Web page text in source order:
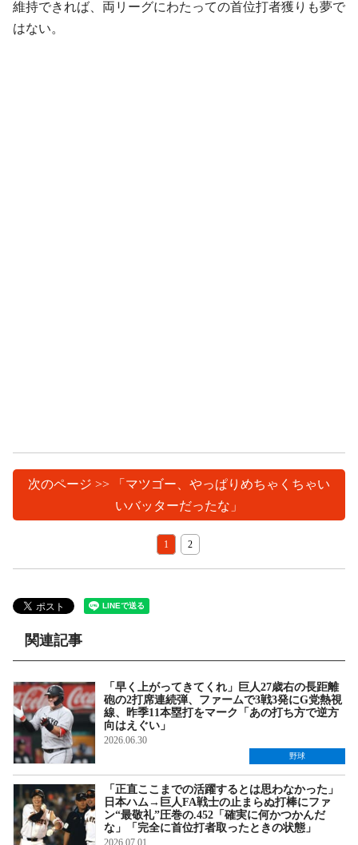
維持できれば、両リーグにわたっての首位打者獲りも夢で
はない。
次のページ >> 「マツゴー、やっぱりめちゃくちゃい
いバッターだったな」
1 2
関連記事
「早く上がってきてくれ」巨人27歳右の長距離
砲の2打席連続弾、ファームで3戦3発にG党熱視
線、昨季11本塁打をマーク「あの打ち方で逆方
向はえぐい」
2026.06.30
野球
「正直ここまでの活躍するとは思わなかった」
日本ハム→巨人FA戦士の止まらぬ打棒にファ
ン“最敬礼”圧巻の.452「確実に何かつかんだ
な」「完全に首位打者取ったときの状態」
2026.07.01